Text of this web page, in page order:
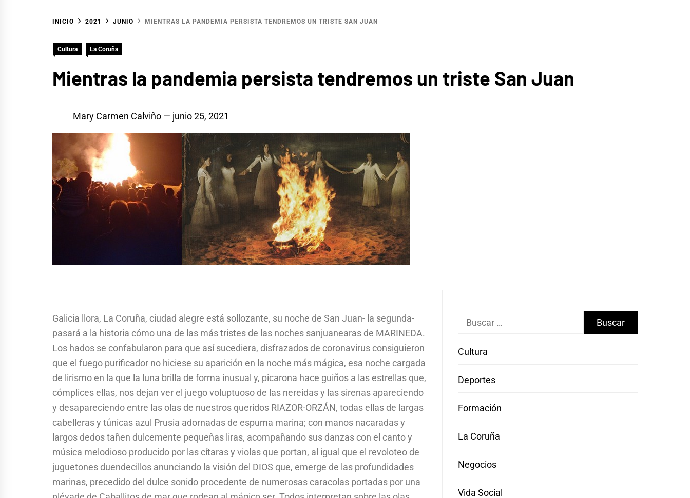
INICIO 2021 JUNIO MIENTRAS LA PANDEMIA PERSISTA TENDREMOS UN TRISTE SAN JUAN
Cultura La Coruña
Mientras la pandemia persista tendremos un triste San Juan
Mary Carmen Calviño junio 25, 2021
Galicia llora, La Coruña, ciudad alegre está sollozante, su noche de San Juan- la segunda-
pasará a la historia cómo una de las más tristes de las noches sanjuanearas de MARINEDA.
Los hados se confabularon para que así sucediera, disfrazados de coronavirus consiguieron
que el fuego purificador no hiciese su aparición en la noche más mágica, esa noche cargada
de lirismo en la que la luna brilla de forma inusual y, picarona hace guiños a las estrellas que,
cómplices ellas, nos dejan ver el juego voluptuoso de las nereidas y las sirenas apareciendo
y desapareciendo entre las olas de nuestros queridos RIAZOR-ORZÁN, todas ellas de largas
cabelleras y túnicas azul Prusia adornadas de espuma marina; con manos nacaradas y
largos dedos tañen dulcemente pequeñas liras, acompañando sus danzas con el canto y
música melodioso producido por las cítaras y violas que portan, al igual que el revoloteo de
juguetones duendecillos anunciando la visión del DIOS que, emerge de las profundidades
marinas, precedido del dulce sonido procedente de numerosas caracolas portadas por una
Buscar:
Cultura
Deportes
Formación
La Coruña
Negocios
Vida Social